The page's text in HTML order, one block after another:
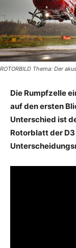
ROTORBILD Thema: Der
Die Rumpfzelle
auf den ersten
Unterschied ist
Rotorblatt der